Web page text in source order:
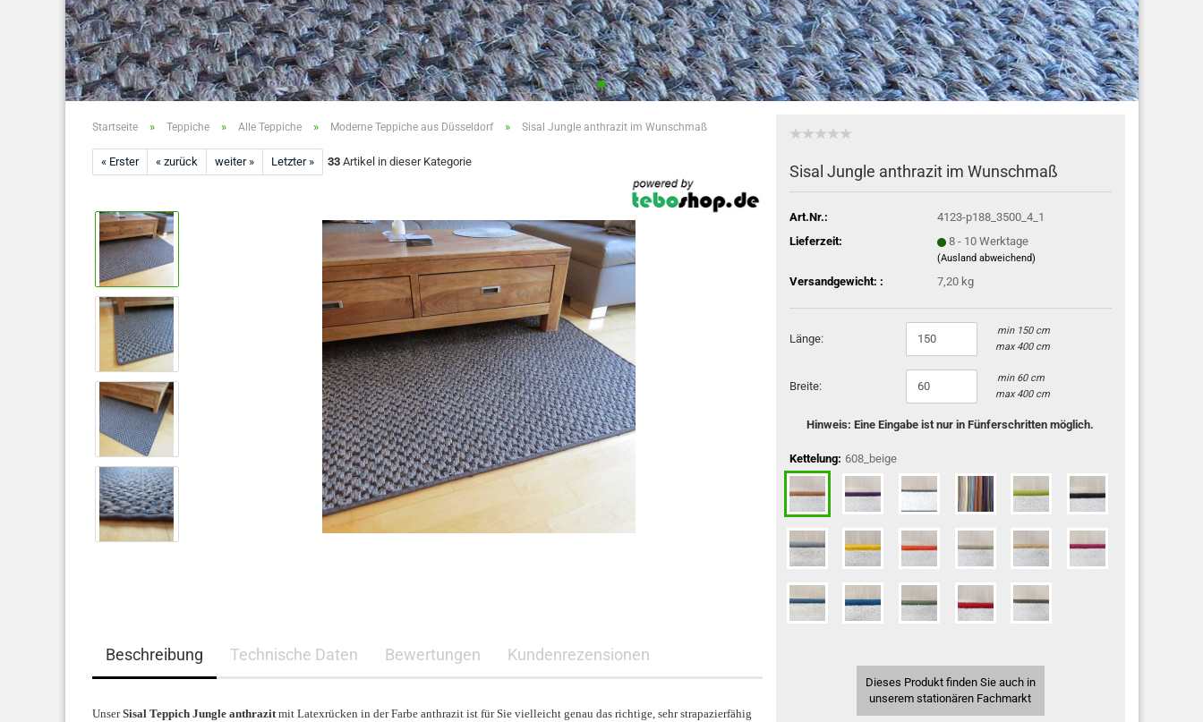
Startseite » Teppiche » Alle Teppiche » Moderne Teppiche aus Düsseldorf » Sisal Jungle anthrazit im Wunschmaß
« Erster « zurück weiter » Letzter » 33Artikel in dieser Kategorie
Sisal Jungle anthrazit im Wunschmaß
Art.Nr.:
4123-p188_3500_4_1
Lieferzeit:
8 - 10 Werktage
(Ausland abweichend)
Versandgewicht: : 7,20 kg
Länge:
min 150 cm
max 400 cm
Breite:
min 60 cm
max 400 cm
Hinweis: Eine Eingabe ist nur in Fünferschritten möglich.
Kettelung: 608_beige
Dieses Produkt finden Sie auch in
unserem stationären Fachmarkt
Beschreibung Technische Daten Bewertungen Kundenrezensionen
UnserSisal Teppich Jungle anthrazitmit Latexrücken in der Farbe anthrazit ist für Sie vielleicht genau das richtige, sehr strapazierfähig